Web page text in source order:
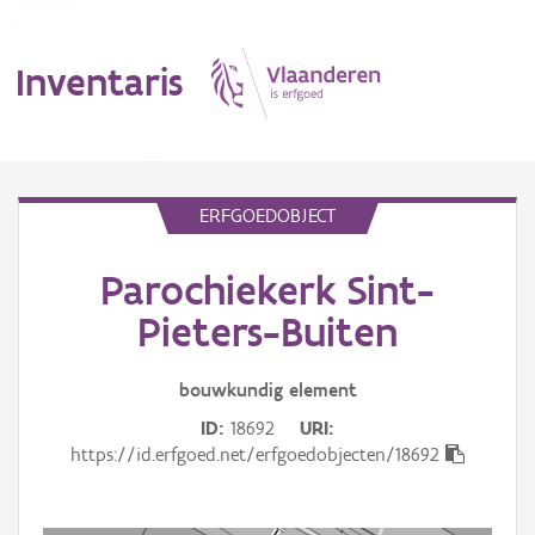
Inventaris
Erfgoedobject
Aanduidingsobject
ERFGOEDOBJECT
Parochiekerk Sint-
Pieters-Buiten
bouwkundig element
ID 18692
URI
https://id.erfgoed.net/erfgoedobjecten/18692